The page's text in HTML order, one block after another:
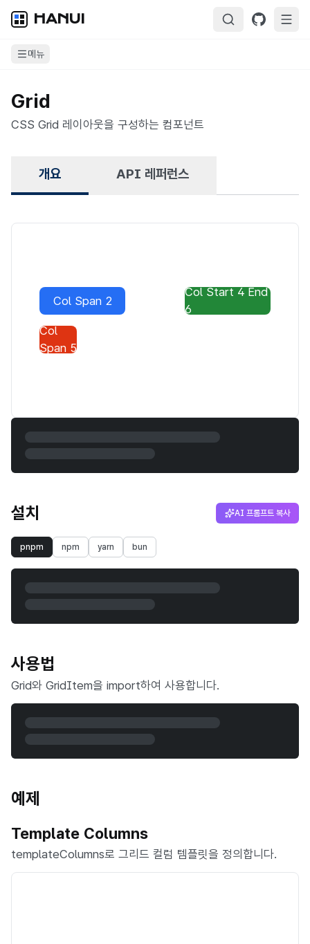
HANUI
메뉴
Grid
CSS Grid 레이아웃을 구성하는 컴포넌트
개요 API 레퍼런스
Col Span 2
Col Start 4 End
6
Col
Span 5
설치 AI 프롬프트 복사
pnpm npm yarn bun
사용법
Grid와 GridItem을 import하여 사용합니다.
예제
Template Columns
templateColumns로 그리드 컬럼 템플릿을 정의합니다.